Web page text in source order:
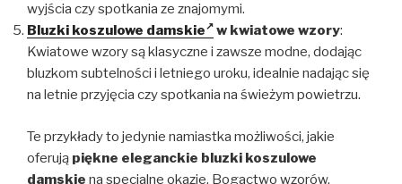
wyjścia czy spotkania ze znajomymi.
Bluzki koszulowe damskie
w kwiatowe wzory:
Kwiatowe wzory są klasyczne i zawsze modne, dodając
bluzkom subtelności i letniego uroku, idealnie nadając się
na letnie przyjęcia czy spotkania na świeżym powietrzu.
Te przykłady to jedynie namiastka możliwości, jakie
oferują piękne eleganckie bluzki koszulowe
damskie na specjalne okazje. Bogactwo wzorów,